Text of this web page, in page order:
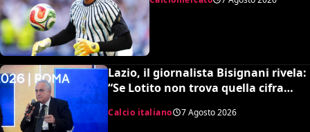
Lazio, il giornalista Bisignani rivela:
“Se Lotito non trova quella cifra
Calcio italiano 7 Agosto 2026